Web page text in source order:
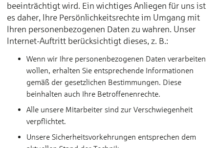
beeinträchtigt wird. Ein wichtiges Anliegen für uns ist
es daher, Ihre Persönlichkeitsrechte im Umgang mit
Ihren personenbezogenen Daten zu wahren. Unser
Internet-Auftritt berücksichtigt dieses, z. B.:
Wenn wir Ihre personenbezogenen Daten verarbeiten
wollen, erhalten Sie entsprechende Informationen
gemäß der gesetzlichen Bestimmungen. Diese
beinhalten auch Ihre Betroffenenrechte.
Alle unsere Mitarbeiter sind zur Verschwiegenheit
verpflichtet.
Unsere Sicherheitsvorkehrungen entsprechen dem